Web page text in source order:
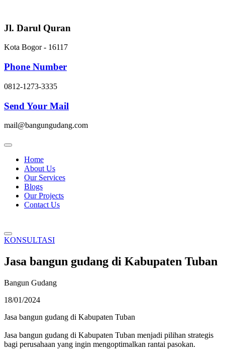
content
Jl. Darul Quran
Kota Bogor - 16117
Phone Number
0812-1273-3335
Send Your Mail
mail@bangungudang.com
Home
About Us
Our Services
Blogs
Our Projects
Contact Us
KONSULTASI
Jasa bangun gudang di Kabupaten Tuban
Bangun Gudang
18/01/2024
Jasa bangun gudang di Kabupaten Tuban
Jasa bangun gudang di Kabupaten Tuban menjadi pilihan strategis
bagi perusahaan yang ingin mengoptimalkan rantai pasokan.